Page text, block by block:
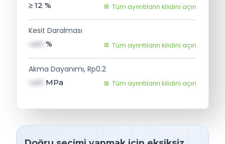
≥ 12 % Tüm ayrıntıların kilidini açın
Kesit Daralması
val1 % Tüm ayrıntıların kilidini açın
Akma Dayanımı, Rp0.2
val1 MPa Tüm ayrıntıların kilidini açın